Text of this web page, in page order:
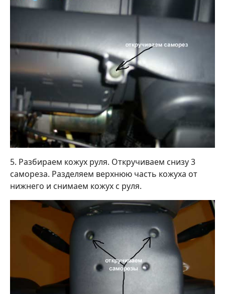
5. Разбираем кожух руля. Откручиваем снизу 3
самореза. Разделяем верхнюю часть кожуха от
нижнего и снимаем кожух с руля.